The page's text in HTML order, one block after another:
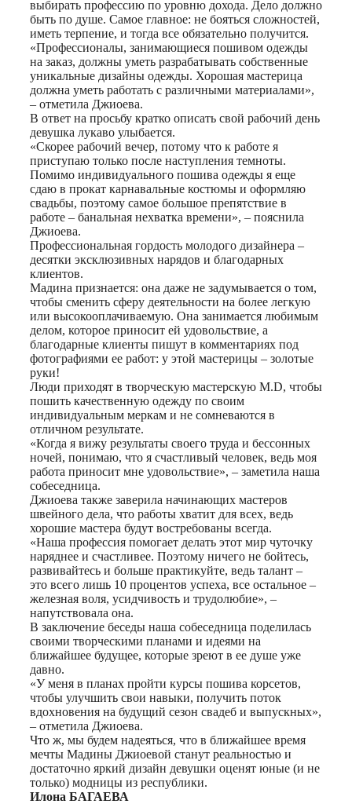
выбирать профессию по уровню дохода. Дело должно
быть по душе. Самое главное: не бояться сложностей,
иметь терпение, и тогда все обязательно получится.
«Профессионалы, занимающиеся пошивом одежды
на заказ, должны уметь разрабатывать собственные
уникальные дизайны одежды. Хорошая мастерица
должна уметь работать с различными материалами»,
– отметила Джиоева.
В ответ на просьбу кратко описать свой рабочий день
девушка лукаво улыбается.
«Скорее рабочий вечер, потому что к работе я
приступаю только после наступления темноты.
Помимо индивидуального пошива одежды я еще
сдаю в прокат карнавальные костюмы и оформляю
свадьбы, поэтому самое большое препятствие в
работе – банальная нехватка времени», – пояснила
Джиоева.
Профессиональная гордость молодого дизайнера –
десятки эксклюзивных нарядов и благодарных
клиентов.
Мадина признается: она даже не задумывается о том,
чтобы сменить сферу деятельности на более легкую
или высокооплачиваемую. Она занимается любимым
делом, которое приносит ей удовольствие, а
благодарные клиенты пишут в комментариях под
фотографиями ее работ: у этой мастерицы – золотые
руки!
Люди приходят в творческую мастерскую M.D, чтобы
пошить качественную одежду по своим
индивидуальным меркам и не сомневаются в
отличном результате.
«Когда я вижу результаты своего труда и бессонных
ночей, понимаю, что я счастливый человек, ведь моя
работа приносит мне удовольствие», – заметила наша
собеседница.
Джиоева также заверила начинающих мастеров
швейного дела, что работы хватит для всех, ведь
хорошие мастера будут востребованы всегда.
«Наша профессия помогает делать этот мир чуточку
наряднее и счастливее. Поэтому ничего не бойтесь,
развивайтесь и больше практикуйте, ведь талант –
это всего лишь 10 процентов успеха, все остальное –
железная воля, усидчивость и трудолюбие», –
напутствовала она.
В заключение беседы наша собеседница поделилась
своими творческими планами и идеями на
ближайшее будущее, которые зреют в ее душе уже
давно.
«У меня в планах пройти курсы пошива корсетов,
чтобы улучшить свои навыки, получить поток
вдохновения на будущий сезон свадеб и выпускных»,
– отметила Джиоева.
Что ж, мы будем надеяться, что в ближайшее время
мечты Мадины Джиоевой станут реальностью и
достаточно яркий дизайн девушки оценят юные (и не
только) модницы из республики.
Илона БАГАЕВА